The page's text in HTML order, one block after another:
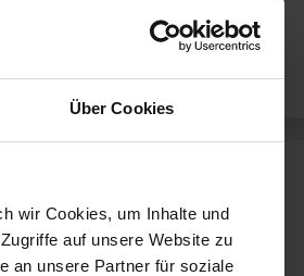
Über Cookies
wir Cookies, um Inhalte und
auf unsere Website zu
an unsere Partner für soziale